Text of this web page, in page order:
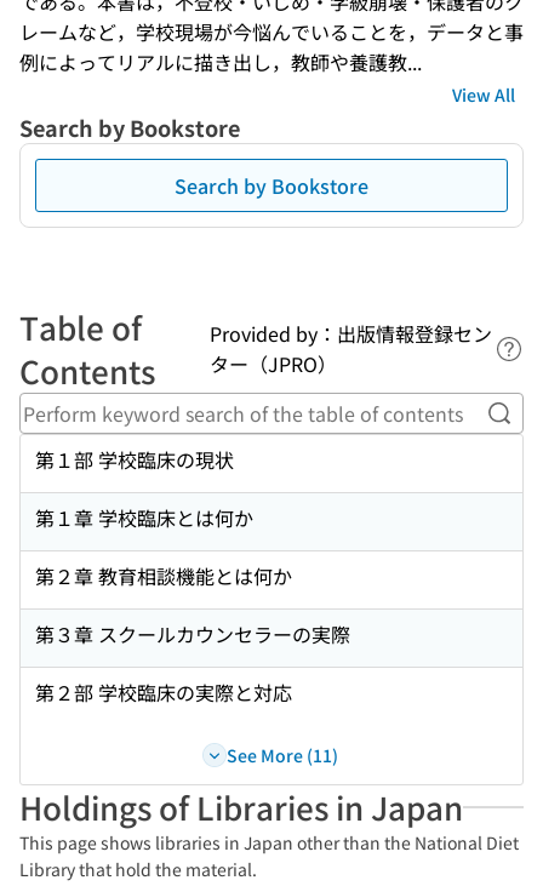
レームなど，学校現場が今悩んでいることを，データと事
例によってリアルに描き出し，教師や養護教...
View All
Search by Bookstore
Search by Bookstore
Table of
Contents
Provided by：出版情報登録セン
ター（JPRO）
第１部 学校臨床の現状
第１章 学校臨床とは何か
第２章 教育相談機能とは何か
第３章 スクールカウンセラーの実際
第２部 学校臨床の実際と対応
See More (11)
Holdings of Libraries in Japan
This page shows libraries in Japan other than the National Diet
Library that hold the material.